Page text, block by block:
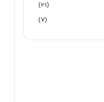
(21)
(7)